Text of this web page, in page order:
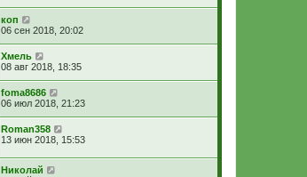
коп
06 сен 2018, 20:02
Хмель
08 авг 2018, 18:35
foma8686
06 июл 2018, 21:23
Roman358
13 июн 2018, 15:53
Николай